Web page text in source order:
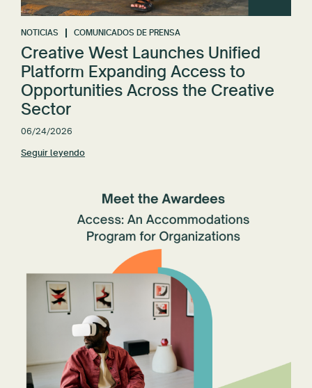
NOTICIAS COMUNICADOS DE PRENSA
Creative West Launches Unified
Platform Expanding Access to
Opportunities Across the Creative
Sector
06/24/2026
Seguir leyendo